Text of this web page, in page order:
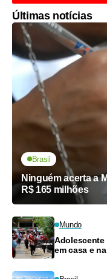
Últimas notícias
Brasil
Ninguém acerta a
R$ 165 milhões
Mundo
Adolescente
em casa e